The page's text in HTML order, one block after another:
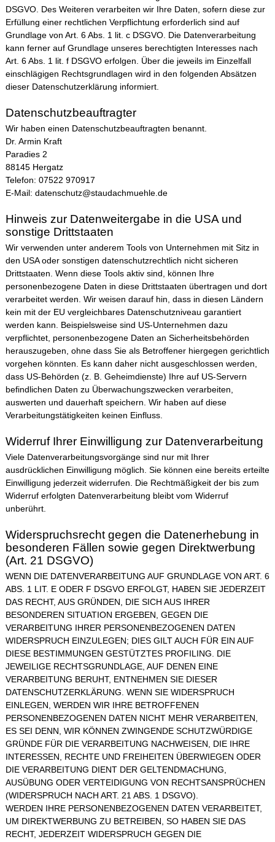
DSGVO. Des Weiteren verarbeiten wir Ihre Daten, sofern diese zur
Erfüllung einer rechtlichen Verpflichtung erforderlich sind auf
Grundlage von Art. 6 Abs. 1 lit. c DSGVO. Die Datenverarbeitung
kann ferner auf Grundlage unseres berechtigten Interesses nach
Art. 6 Abs. 1 lit. f DSGVO erfolgen. Über die jeweils im Einzelfall
einschlägigen Rechtsgrundlagen wird in den folgenden Absätzen
dieser Datenschutzerklärung informiert.
Datenschutz­beauftragter
Wir haben einen Datenschutzbeauftragten benannt.
Dr. Armin Kraft
Paradies 2
88145 Hergatz
Telefon: 07522 970917
E-Mail: datenschutz@staudachmuehle.de
Hinweis zur Datenweitergabe in die USA und
sonstige Drittstaaten
Wir verwenden unter anderem Tools von Unternehmen mit Sitz in
den USA oder sonstigen datenschutzrechtlich nicht sicheren
Drittstaaten. Wenn diese Tools aktiv sind, können Ihre
personenbezogene Daten in diese Drittstaaten übertragen und dort
verarbeitet werden. Wir weisen darauf hin, dass in diesen Ländern
kein mit der EU vergleichbares Datenschutzniveau garantiert
werden kann. Beispielsweise sind US-Unternehmen dazu
verpflichtet, personenbezogene Daten an Sicherheitsbehörden
herauszugeben, ohne dass Sie als Betroffener hiergegen gerichtlich
vorgehen könnten. Es kann daher nicht ausgeschlossen werden,
dass US-Behörden (z. B. Geheimdienste) Ihre auf US-Servern
befindlichen Daten zu Überwachungszwecken verarbeiten,
auswerten und dauerhaft speichern. Wir haben auf diese
Verarbeitungstätigkeiten keinen Einfluss.
Widerruf Ihrer Einwilligung zur Datenverarbeitung
Viele Datenverarbeitungsvorgänge sind nur mit Ihrer
ausdrücklichen Einwilligung möglich. Sie können eine bereits erteilte
Einwilligung jederzeit widerrufen. Die Rechtmäßigkeit der bis zum
Widerruf erfolgten Datenverarbeitung bleibt vom Widerruf
unberührt.
Widerspruchsrecht gegen die Datenerhebung in
besonderen Fällen sowie gegen Direktwerbung
(Art. 21 DSGVO)
WENN DIE DATENVERARBEITUNG AUF GRUNDLAGE VON ART. 6
ABS. 1 LIT. E ODER F DSGVO ERFOLGT, HABEN SIE JEDERZEIT
DAS RECHT, AUS GRÜNDEN, DIE SICH AUS IHRER
BESONDEREN SITUATION ERGEBEN, GEGEN DIE
VERARBEITUNG IHRER PERSONENBEZOGENEN DATEN
WIDERSPRUCH EINZULEGEN; DIES GILT AUCH FÜR EIN AUF
DIESE BESTIMMUNGEN GESTÜTZTES PROFILING. DIE
JEWEILIGE RECHTSGRUNDLAGE, AUF DENEN EINE
VERARBEITUNG BERUHT, ENTNEHMEN SIE DIESER
DATENSCHUTZERKLÄRUNG. WENN SIE WIDERSPRUCH
EINLEGEN, WERDEN WIR IHRE BETROFFENEN
PERSONENBEZOGENEN DATEN NICHT MEHR VERARBEITEN,
ES SEI DENN, WIR KÖNNEN ZWINGENDE SCHUTZWÜRDIGE
GRÜNDE FÜR DIE VERARBEITUNG NACHWEISEN, DIE IHRE
INTERESSEN, RECHTE UND FREIHEITEN ÜBERWIEGEN ODER
DIE VERARBEITUNG DIENT DER GELTENDMACHUNG,
AUSÜBUNG ODER VERTEIDIGUNG VON RECHTSANSPRÜCHEN
(WIDERSPRUCH NACH ART. 21 ABS. 1 DSGVO).
WERDEN IHRE PERSONENBEZOGENEN DATEN VERARBEITET,
UM DIREKTWERBUNG ZU BETREIBEN, SO HABEN SIE DAS
RECHT, JEDERZEIT WIDERSPRUCH GEGEN DIE